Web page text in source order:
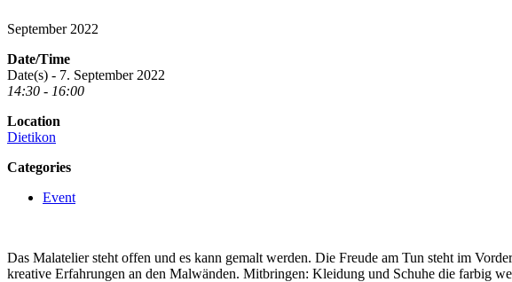
September 2022
Date/Time
Date(s) - 7. September 2022
14:30 - 16:00
Location
Dietikon
Categories
Event
Das Malatelier steht offen und es kann gemalt werden. Die Freude am Tun steht im
kreative Erfahrungen an den Malwänden. Mitbringen: Kleidung und Schuhe die farbig